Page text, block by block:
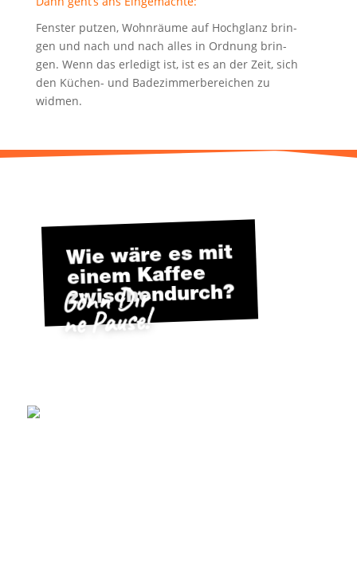
Fens­ter put­zen, Wohn­räu­me auf Hoch­glanz brin­
gen und nach und nach alles in Ord­nung brin­
gen. Wenn das erle­digt ist, ist es an der Zeit, sich
den Küchen- und Bade­zim­mer­be­rei­chen zu
widmen.
Wie wäre es mit
einem Kaf­fee
zwischendurch?
Gönn Dir
ne Pause!